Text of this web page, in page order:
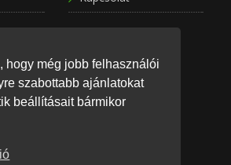
hogy még jobb felhasználói
szabottabb ajánlatokat
beállításait bármikor